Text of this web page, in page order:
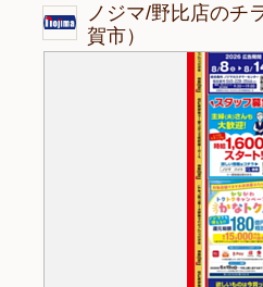
ノジマ/野比店のチ
賀市）